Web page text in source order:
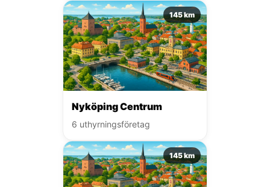
145 km
Nyköping Centrum
6 uthyrningsföretag
145 km